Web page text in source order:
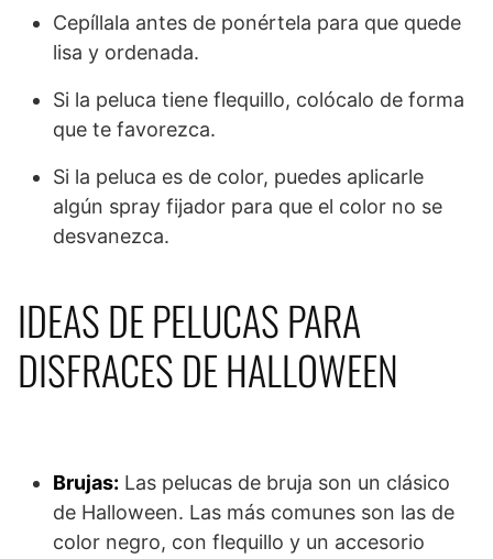
Cepíllala antes de ponértela para que quede
lisa y ordenada.
Si la peluca tiene flequillo, colócalo de forma
que te favorezca.
Si la peluca es de color, puedes aplicarle
algún spray fijador para que el color no se
desvanezca.
IDEAS DE PELUCAS PARA
DISFRACES DE HALLOWEEN
Brujas: Las pelucas de bruja son un clásico
de Halloween. Las más comunes son las de
color negro, con flequillo y un accesorio